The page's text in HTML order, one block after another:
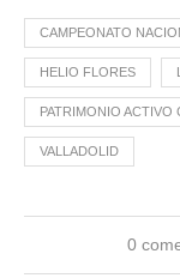
CAMPEONATO
HELIO FLORES
PATRIMONIO ACTIVO
VALLADOLID
0